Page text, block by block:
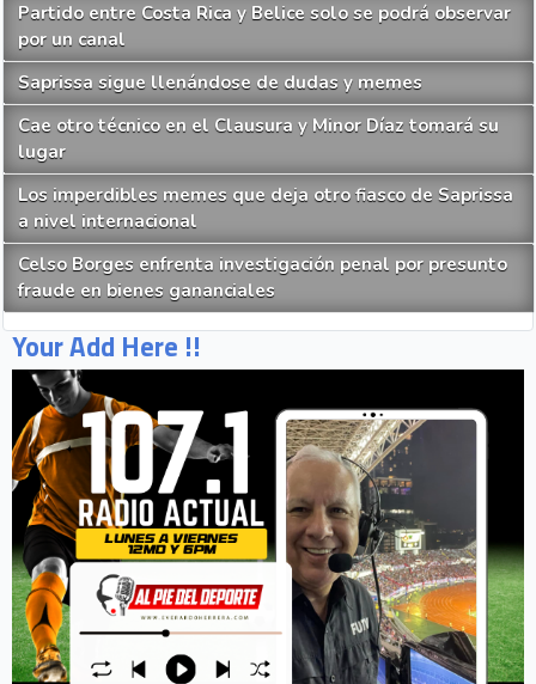
Partido entre Costa Rica y Belice solo se podrá observar
por un canal
Saprissa sigue llenándose de dudas y memes
Cae otro técnico en el Clausura y Minor Díaz tomará su
lugar
Los imperdibles memes que deja otro fiasco de Saprissa
a nivel internacional
Celso Borges enfrenta investigación penal por presunto
fraude en bienes gananciales
Your Add Here !!